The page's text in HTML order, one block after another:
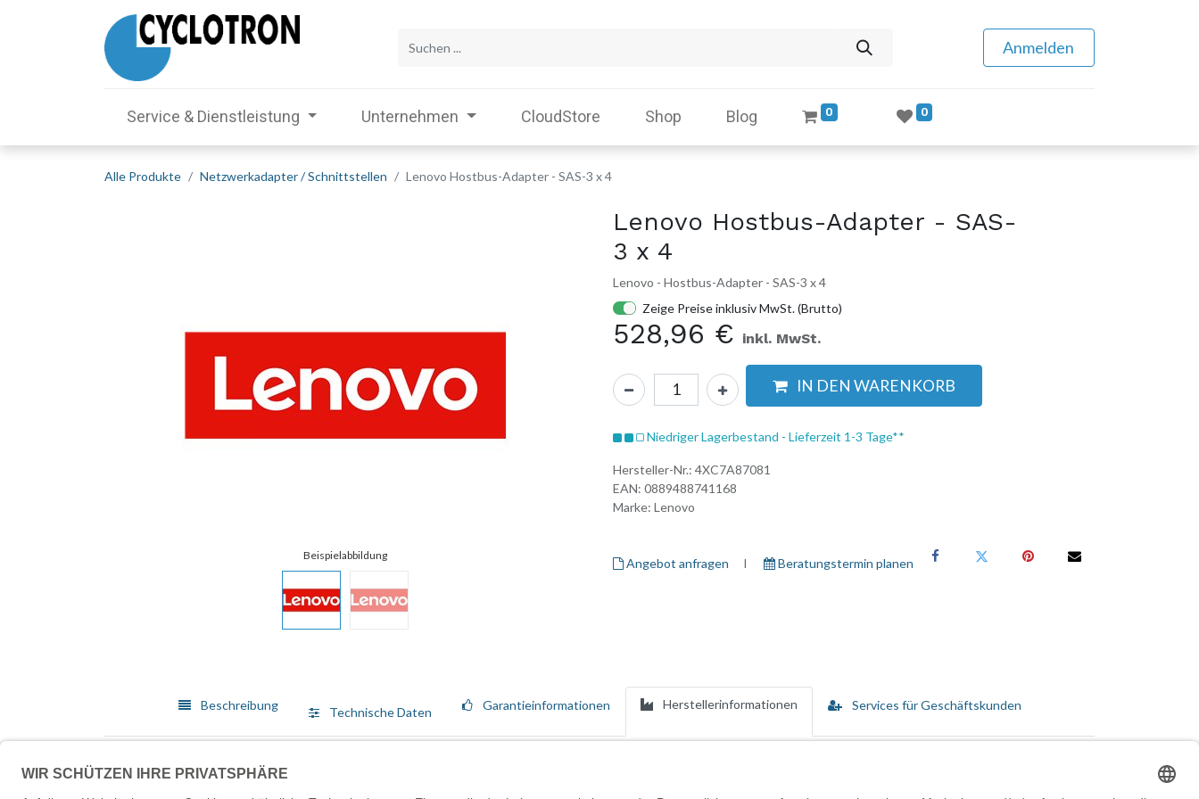
Anmelden
Service & Dienstleistung Unternehmen CloudStore Shop Blog 0 0
Alle Produkte Netzwerkadapter / Schnittstellen Lenovo Hostbus-Adapter - SAS-3 x 4
Lenovo Hostbus-Adapter - SAS-
3 x 4
Lenovo - Hostbus-Adapter - SAS-3 x 4
Zeige Preise inklusiv MwSt. (Brutto)
528,96 € inkl. MwSt.
IN DEN WARENKORB
Niedriger Lagerbestand - Lieferzeit 1-3 Tage**
Hersteller-Nr.: 4XC7A87081
EAN: 0889488741168
Marke: Lenovo
Angebot anfragen I ​ Beratungstermin planen
Beschreibung Technische Daten Garantieinformationen Herstellerinformationen Services für Geschäftskunden
Produktfeatures